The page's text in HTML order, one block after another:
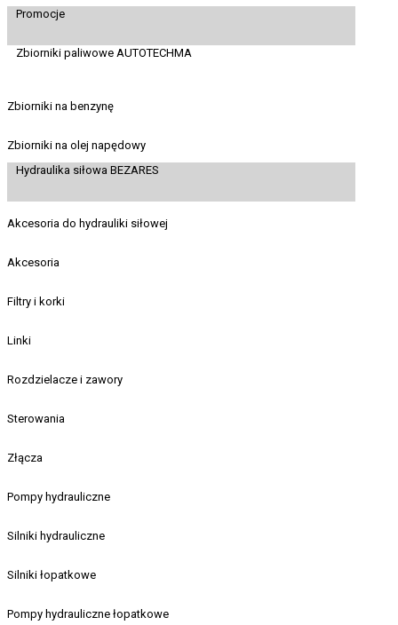
Promocje
Zbiorniki paliwowe AUTOTECHMA
Zbiorniki na benzynę
Zbiorniki na olej napędowy
Hydraulika siłowa BEZARES
Akcesoria do hydrauliki siłowej
Akcesoria
Filtry i korki
Linki
Rozdzielacze i zawory
Sterowania
Złącza
Pompy hydrauliczne
Silniki hydrauliczne
Silniki łopatkowe
Pompy hydrauliczne łopatkowe